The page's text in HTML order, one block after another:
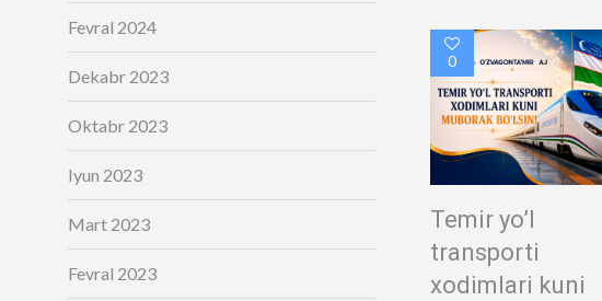
0
Temir yo’l
transporti
xodimlari kuni
Fevral 2024
Dekabr 2023
Oktabr 2023
Iyun 2023
Mart 2023
Fevral 2023